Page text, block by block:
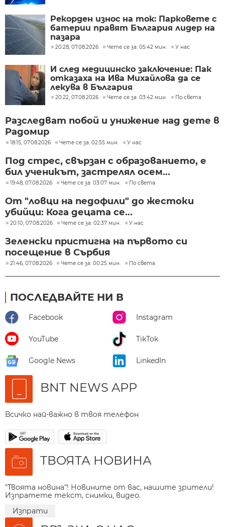
Рекорден износ на ток: Парковете с
батерии правят България лидер на
пазара
20:28, 07.08.2026 Чете се за: 05:42 мин. У нас
И след медицинско заключение: Пак
отказаха на Ива Михайлова да се
лекува в България
20:22, 07.08.2026 Чете се за: 03:42 мин. По света
Разследват побой и унижение над дете в
Радомир
18:15, 07.08.2026 Чете се за: 02:55 мин. У нас
Под стрес, свързан с образованието, е
бил ученикът, застрелял осем...
19:48, 07.08.2026 Чете се за: 03:07 мин. По света
От "ловци на педофили" до жестоки
убийци: Кога децата се...
20:10, 07.08.2026 Чете се за: 02:37 мин. У нас
Зеленски пристигна на първото си
посещение в Сърбия
21:46, 07.08.2026 Чете се за: 00:25 мин. По света
ПОСЛЕДВАЙТЕ НИ В
Facebook Instagram
YouTube TikTok
Google News LinkedIn
BNT NEWS APP
Всичко най-важно в твоя телефон
ТВОЯТА НОВИНА
"Твоята новина"! Новините от вас, нашите зрители!
Изпратете текст, снимки, видео.
Изпрати